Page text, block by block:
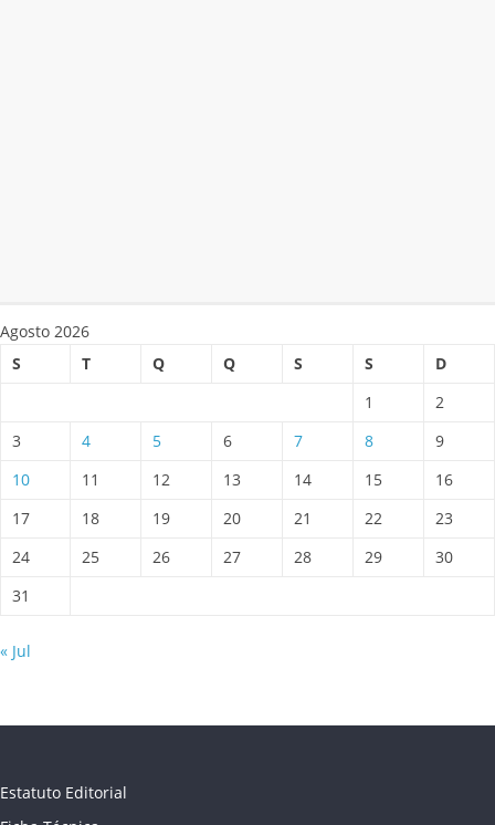
Agosto 2026
S
T Q Q S S
D
1
2
3
4 5 6 7 8
9
10
11 12 13 14 15
16
17
18 19 20 21 22
23
24
25 26 27 28 29
30
31
« Jul
Estatuto Editorial